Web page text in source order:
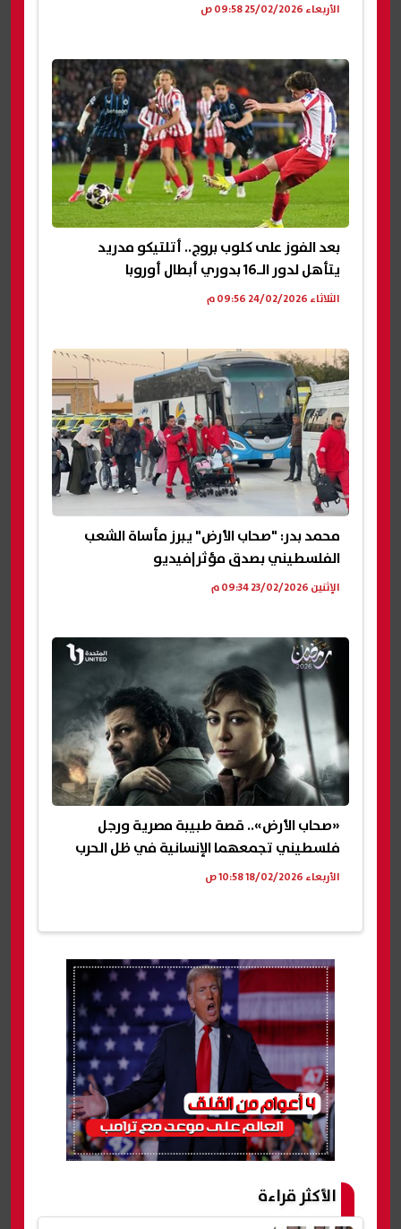
الأربعاء 25/02/2026 09:58 ص
بعد الفوز على كلوب بروج.. أتلتيكو مدريد
يتأهل لدور الـ16 بدوري أبطال أوروبا
الثلاثاء 24/02/2026 09:56 م
محمد بدر: "صحاب الأرض" يبرز مأساة الشعب
الفلسطيني بصدق مؤثر|فيديو
الإثنين 23/02/2026 09:34 م
«صحاب الأرض».. قصة طبيبة مصرية ورجل
فلسطيني تجمعهما الإنسانية في ظل الحرب
الأربعاء 18/02/2026 10:58 ص
الأكثر قراءة